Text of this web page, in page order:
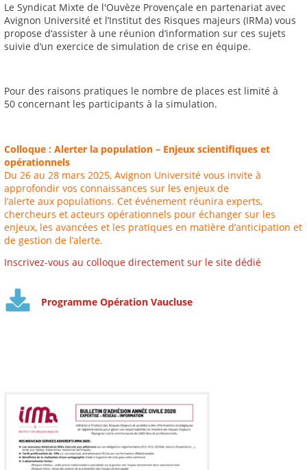
Le Syndicat Mixte de l'Ouvèze Provençale en partenariat avec
Avignon Université et l’Institut des Risques majeurs (IRMa) vous
propose d‘assister à une réunion d‘information sur ces sujets
suivie d‘un exercice de simulation de crise en équipe.
Pour des raisons pratiques le nombre de places est limité à
50 concernant les participants à la simulation.
Colloque : Alerter la population – Enjeux scientifiques et
opérationnels
Du 26 au 28 mars 2025, Avignon Université vous invite à
approfondir vos connaissances sur les enjeux de
l’alerte aux populations. Cet événement réunira experts,
chercheurs et acteurs opérationnels pour échanger sur les
enjeux, les avancées et les pratiques en matière d’anticipation et
de gestion de l’alerte.
Inscrivez-vous au colloque directement sur le site dédié
Programme Opération Vaucluse